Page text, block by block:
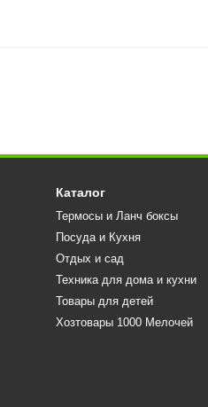
Каталог
Термосы и Ланч боксы
Посуда и Кухня
Отдых и сад
Техника для дома и кухни
Товары для детей
Хозтовары 1000 Мелочей